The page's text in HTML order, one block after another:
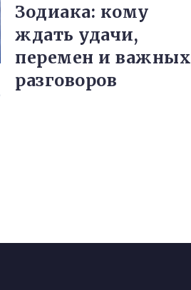
Зодиака: кому
ждать удачи,
перемен и важных
разговоров